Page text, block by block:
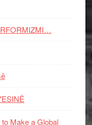
to Make a Global